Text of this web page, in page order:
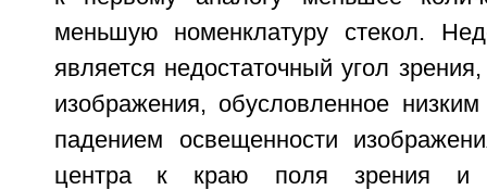
меньшую номенклатуру стекол.
является недостаточный угол
изображения, обусловленное низким
падением освещенности
центра к краю поля зрения и